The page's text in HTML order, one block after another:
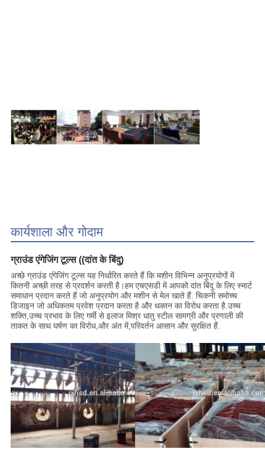
कार्यशाला और गोदाम
ग्राउंड एंगेजिंग टूल्स ((दांत के बिंदु)
अच्छे ग्राउंड एंगेजिंग टूल्स यह निर्धारित करते हैं कि मशीन विभिन्न अनुप्रयोगों में
कितनी अच्छी तरह से प्रदर्शन करती है।हम एचएसडी में आपको दांत बिंदु के लिए स्मार्ट
समाधान प्रदान करते हैं जो अनुप्रयोग और मशीन से मेल खाते हैं. चिकनी समोच्च
डिजाइन जो अधिकतम प्रवेश प्रदान करता है और थकान का विरोध करता है.उच्च
शक्ति,उच्च प्रभाव के लिए गर्मी से इलाज मिश्र धातु स्टील सामग्री और प्रणाली की
ताकत के साथ घर्षण का विरोध,और अंत में,परिवर्तन आसान और सुरक्षित हैं.